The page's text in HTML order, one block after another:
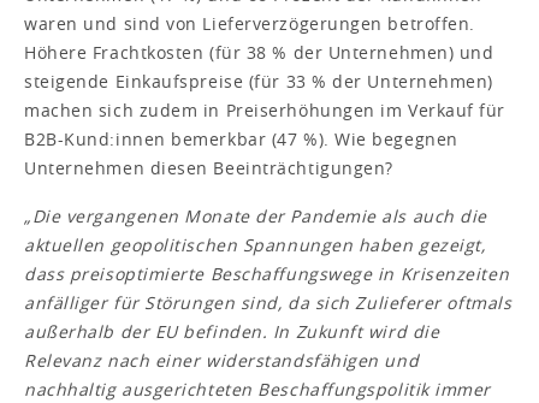
waren und sind von Lieferverzögerungen betroffen.
Höhere Frachtkosten (für 38 % der Unternehmen) und
steigende Einkaufspreise (für 33 % der Unternehmen)
machen sich zudem in Preiserhöhungen im Verkauf für
B2B-Kund:innen bemerkbar (47 %). Wie begegnen
Unternehmen diesen Beeinträchtigungen?
„Die vergangenen Monate der Pandemie als auch die
aktuellen geopolitischen Spannungen haben gezeigt,
dass preisoptimierte Beschaffungswege in Krisenzeiten
anfälliger für Störungen sind, da sich Zulieferer oftmals
außerhalb der EU befinden. In Zukunft wird die
Relevanz nach einer widerstandsfähigen und
nachhaltig ausgerichteten Beschaffungspolitik immer